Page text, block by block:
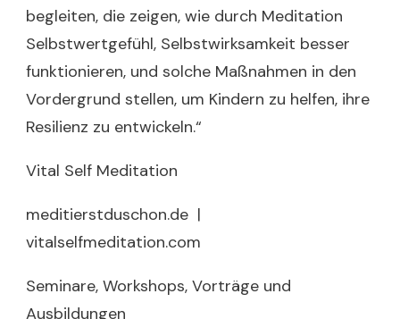
begleiten, die zeigen, wie durch Meditation
Selbstwertgefühl, Selbstwirksamkeit besser
funktionieren, und solche Maßnahmen in den
Vordergrund stellen, um Kindern zu helfen, ihre
Resilienz zu entwickeln.“
Vital Self Meditation
meditierstduschon.de |
vitalselfmeditation.com
Seminare, Workshops, Vorträge und
Ausbildungen